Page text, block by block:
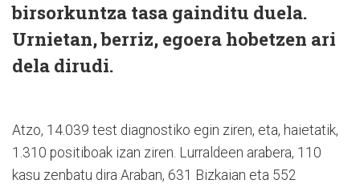
birsorkuntza tasa gainditu duela.
Urnietan, berriz, egoera hobetzen ari
dela dirudi.
Atzo, 14.039 test diagnostiko egin ziren, eta, haietatik,
1.310 positiboak izan ziren. Lurraldeen arabera, 110
kasu zenbatu dira Araban, 631 Bizkaian eta 552